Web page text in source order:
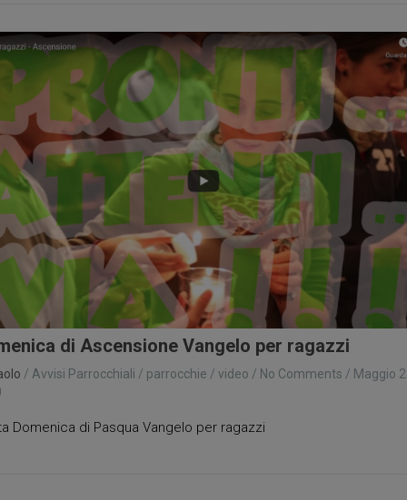
di Ascensione Vangelo per ragazzi
/ Avvisi Parrocchiali / parrocchie / video / No Comments / Maggio
Domenica di Pasqua Vangelo per ragazzi